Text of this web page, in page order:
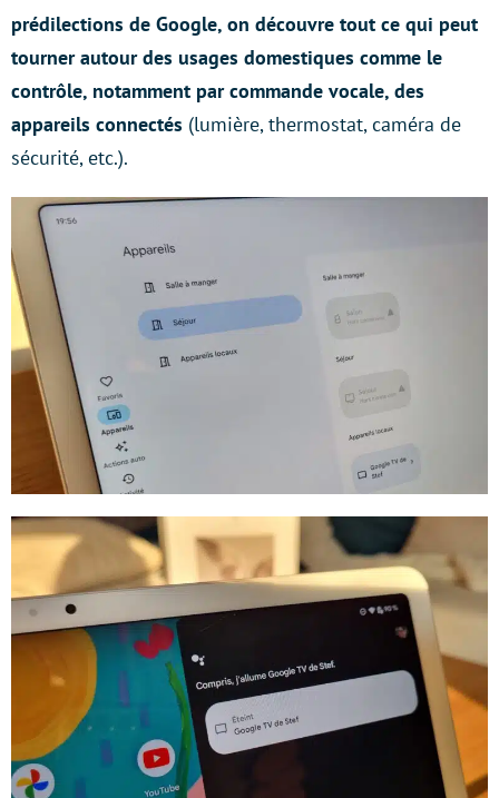
prédilections de Google, on découvre tout ce qui peut
tourner autour des usages domestiques comme le
contrôle, notamment par commande vocale, des
appareils connectés (lumière, thermostat, caméra de
sécurité, etc.).